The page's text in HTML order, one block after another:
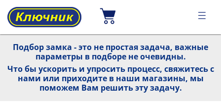
Подбор замка - это не простая задача, важные
параметры в подборе не очевидны.
Что бы ускорить и упросить процесс, свяжитесь с
нами или приходите в наши магазины, мы
поможем Вам решить эту задачу.